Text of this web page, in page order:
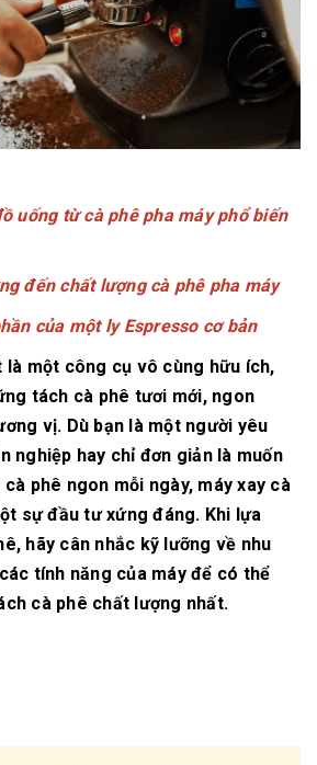
uống từ cà phê pha máy phổ biến
đến chất lượng cà phê pha máy
của một ly Espresso cơ bản
là một công cụ vô cùng hữu ích,
tách cà phê tươi mới, ngon
vị. Dù bạn là một người yêu
nghiệp hay chỉ đơn giản là muốn
phê ngon mỗi ngày, máy xay cà
sự đầu tư xứng đáng. Khi lựa
hãy cân nhắc kỹ lưỡng về nhu
tính năng của máy để có thể
cà phê chất lượng nhất.